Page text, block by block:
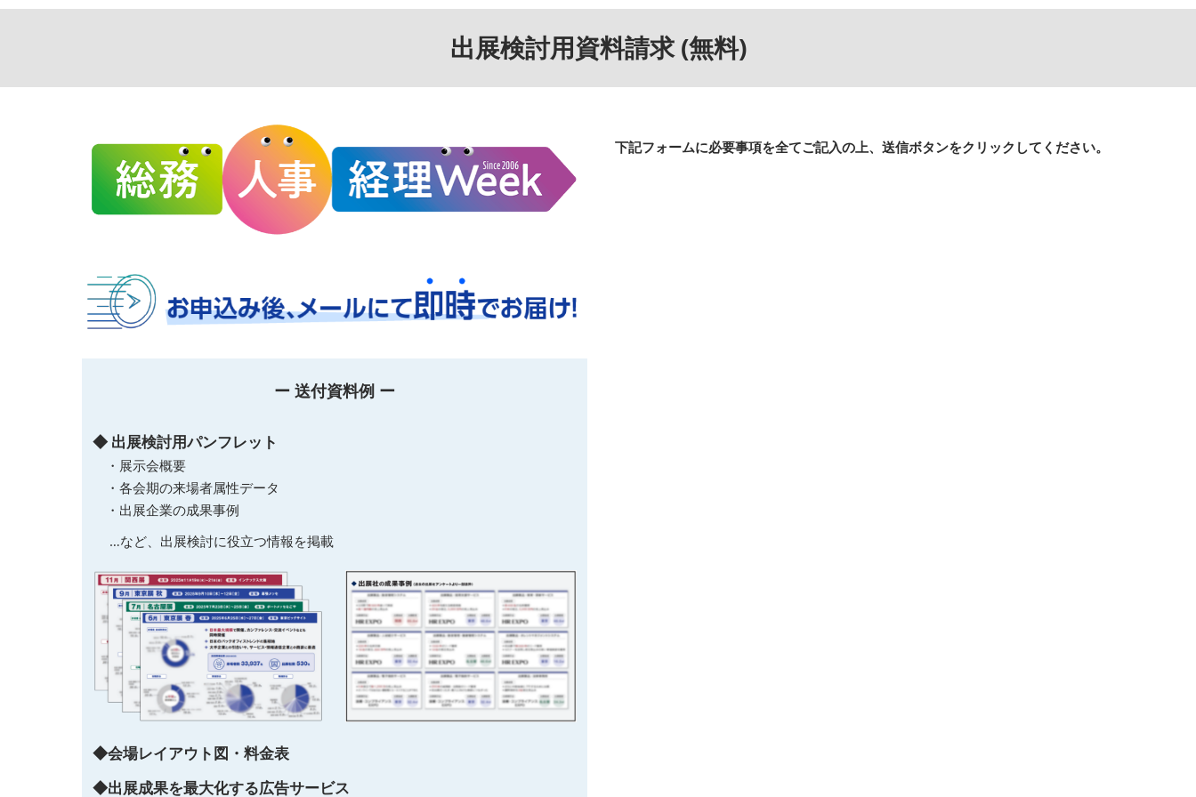
出展検討用資料請求 (無料)
ー 送付資料例 ー
◆ 出展検討用パンフレット
・展示会概要
・各会期の来場者属性データ
・出展企業の成果事例
…など、出展検討に役立つ情報を掲載
◆会場レイアウト図・料金表
◆出展成果を最大化する広告サービス
下記フォームに必要事項を全てご記入の上、送信ボタンをクリックしてください。